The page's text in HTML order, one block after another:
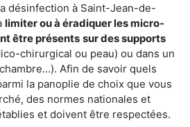
désinfection à Saint-Jean-de-
limiter ou à éradiquer les micro-
être présents sur des supports
chirurgical ou peau) ou dans un
Afin de savoir quels
la panoplie de choix que vous
des normes nationales et
et doivent être respectées.